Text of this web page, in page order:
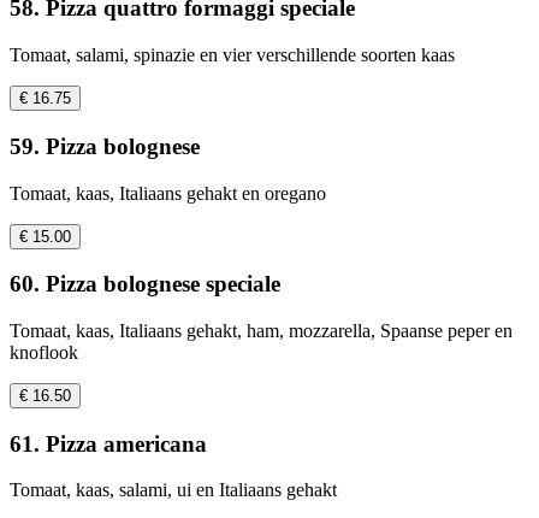
58. Pizza quattro formaggi speciale
Tomaat, salami, spinazie en vier verschillende soorten kaas
€ 16.75
59. Pizza bolognese
Tomaat, kaas, Italiaans gehakt en oregano
€ 15.00
60. Pizza bolognese speciale
Tomaat, kaas, Italiaans gehakt, ham, mozzarella, Spaanse peper en
knoflook
€ 16.50
61. Pizza americana
Tomaat, kaas, salami, ui en Italiaans gehakt